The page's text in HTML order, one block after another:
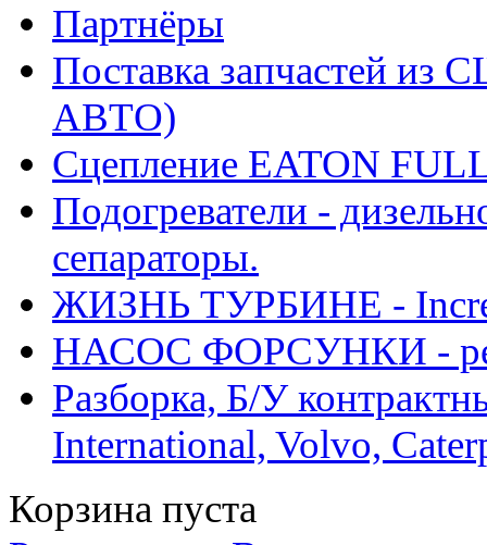
Партнёры
Поставка запчастей
АВТО)
Сцепление EATON
Подогреватели -
сепараторы.
ЖИЗНЬ ТУРБИНЕ -
НАСОС ФОРСУНКИ -
Разборка, Б/У
International, Volvo,
Корзина пуста